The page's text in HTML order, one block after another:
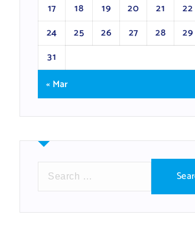
17
18 19 20 21 22
24
25 26 27 28 29
31
« Mar
r